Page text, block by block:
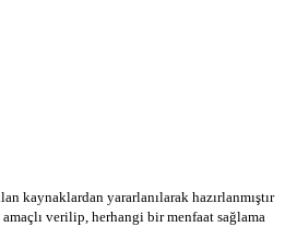
kaynaklardan yararlanılarak hazırlanmıştır
verilip, herhangi bir menfaat sağlama